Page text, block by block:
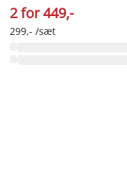
2 for 449,-
299,- /sæt